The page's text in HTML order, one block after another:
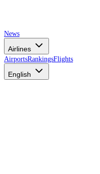
News
Airlines
AirportsRankingsFlights
English